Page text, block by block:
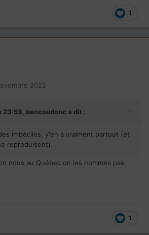
1
2022
23:53, bencoudonc a dit :
imbéciles, y'en a vraiment partout (et
reproduisent).
nous au Québec on les nommes pas
1